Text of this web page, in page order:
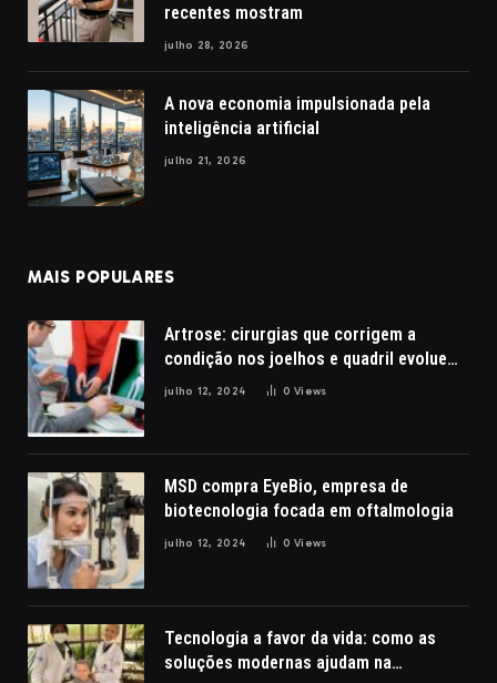
recentes mostram
julho 28, 2026
A nova economia impulsionada pela
inteligência artificial
julho 21, 2026
MAIS POPULARES
Artrose: cirurgias que corrigem a
condição nos joelhos e quadril evoluem
com a robótica
julho 12, 2024 0Views
MSD compra EyeBio, empresa de
biotecnologia focada em oftalmologia
julho 12, 2024 0Views
Tecnologia a favor da vida: como as
soluções modernas ajudam na